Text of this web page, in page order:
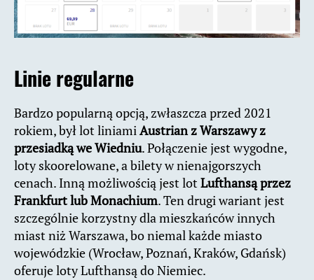
Linie regularne
Bardzo popularną opcją, zwłaszcza przed 2021
rokiem, był lot liniamiAustrian z Warszawy z
przesiadką we Wiedniu. Połączenie jest wygodne,
loty skoorelowane, a bilety w nienajgorszych
cenach. Inną możliwością jest lotLufthansą przez
Frankfurt lub Monachium. Ten drugi wariant jest
szczególnie korzystny dla mieszkańców innych
miast niż Warszawa, bo niemal każde miasto
wojewódzkie (Wrocław, Poznań, Kraków, Gdańsk)
oferuje loty Lufthansą do Niemiec.